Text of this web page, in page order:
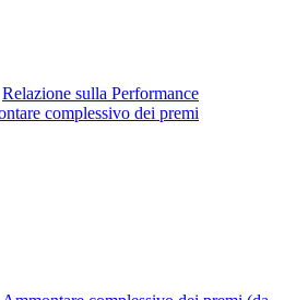
Relazione sulla Performance
complessivo dei premi